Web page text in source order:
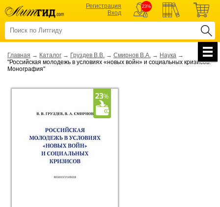
Регистрация
Вход
23%
Главная → Каталог → Груздев В.В. → Смирнов В.А. → Наука →
"Российская молодежь в условиях «новых войн» и социальных кризисов.
Монография"